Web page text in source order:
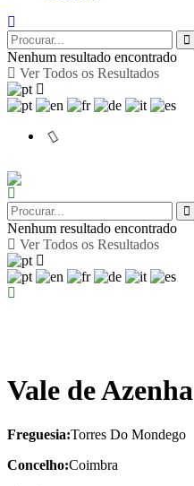
Nenhum resultado encontrado
Ver Todos os Resultados
Nenhum resultado encontrado
Ver Todos os Resultados
Vale de Azenha
Freguesia:Torres Do Mondego
Concelho:Coimbra